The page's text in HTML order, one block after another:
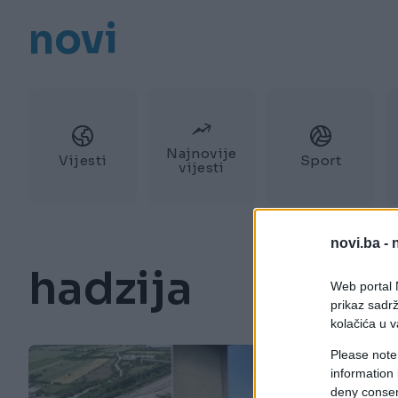
novi.ba -
Web portal
prikaz
kolačića u
Please
information
deny
novi
Vijesti
Najnovije
vijesti
Sport
hadzija